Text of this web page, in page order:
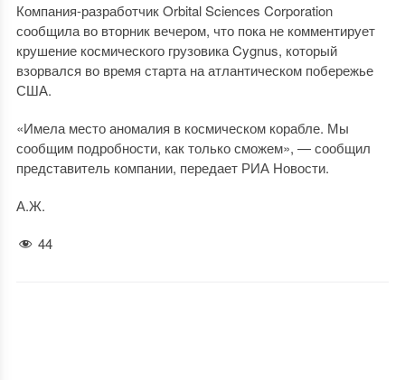
Компания-разработчик Orbital Sciences Corporation
сообщила во вторник вечером, что пока не комментирует
крушение космического грузовика Cygnus, который
взорвался во время старта на атлантическом побережье
США.
«Имела место аномалия в космическом корабле. Мы
сообщим подробности, как только сможем», — сообщил
представитель компании, передает РИА Новости.
А.Ж.
44